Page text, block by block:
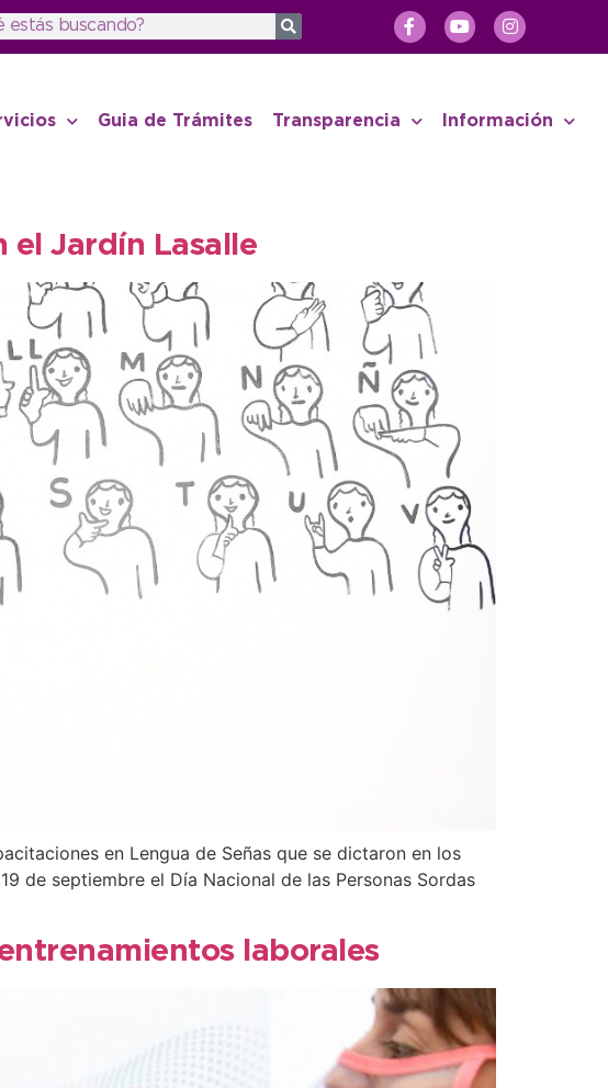
Guia de Trámites Transparencia Información
el Jardín Lasalle
en Lengua de Señas que se dictaron en los
de septiembre el Día Nacional de las Personas Sordas
laborales